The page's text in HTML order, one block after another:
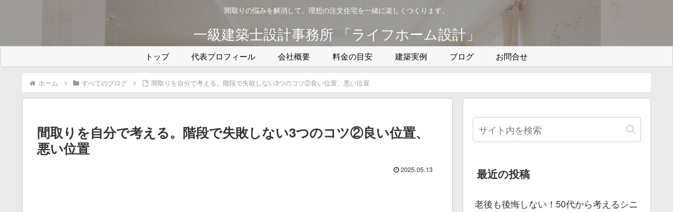
間取りの悩みを解消して、理想の注文住宅を一緒に楽しくつくります。
一級建築士設計事務所 「ライフホーム設計」
トップ 代表プロフィール 会社概要 料金の目安 建築実例 ブログ お問合せ
ホーム すべてのブログ 間取りを自分で考える。階段で失敗しない3つのコツ②良い位置、悪い位置
間取りを自分で考える。階段で失敗しない3つのコツ②良い位置、
悪い位置
2025.05.13 最近の投稿
老後も後悔しない！50代から考えるシニ